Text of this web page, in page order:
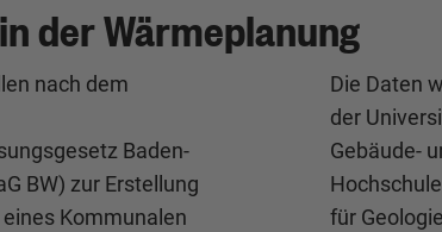
der Wärmeplanung
nach dem
Baden-
BW) zur Erstellung
Kommunalen
Die Daten
der
Gebäude-
für